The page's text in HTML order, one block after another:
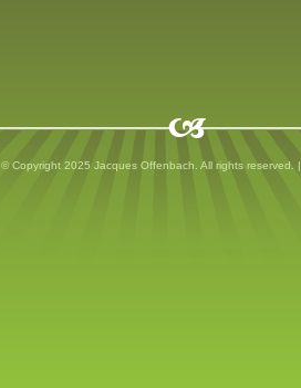
© Copyright 2025 Jacques Offenbach. All rights reserved. |